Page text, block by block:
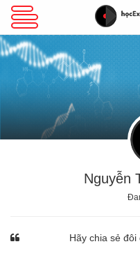
VBA Excel
Excel Cơ Bản
Excel Nâng Cao
Nguyễn
Hãy chia sẻ